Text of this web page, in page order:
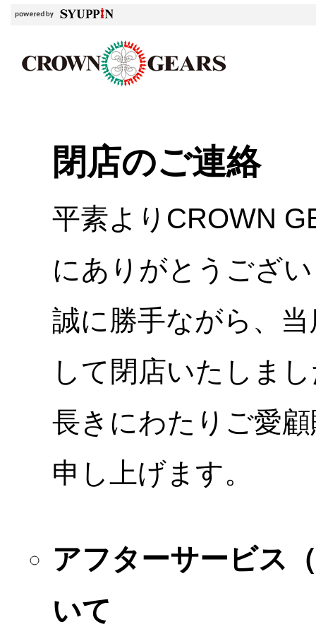
閉店のご連絡
平素よりCROWN
にありがとうござ
誠に勝手ながら、
して閉店いたしま
長きにわたりご愛
申し上げます。
アフターサービス
いて